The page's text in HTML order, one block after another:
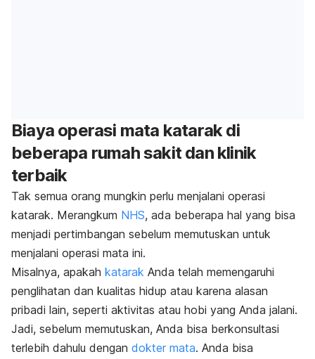
Biaya operasi mata katarak di
beberapa rumah sakit dan klinik
terbaik
Tak semua orang mungkin perlu menjalani operasi
katarak. Merangkum NHS, ada beberapa hal yang bisa
menjadi pertimbangan sebelum memutuskan untuk
menjalani operasi mata ini.
Misalnya, apakah katarak Anda telah memengaruhi
penglihatan dan kualitas hidup atau karena alasan
pribadi lain, seperti aktivitas atau hobi yang Anda jalani.
Jadi, sebelum memutuskan, Anda bisa berkonsultasi
terlebih dahulu dengan dokter mata. Anda bisa